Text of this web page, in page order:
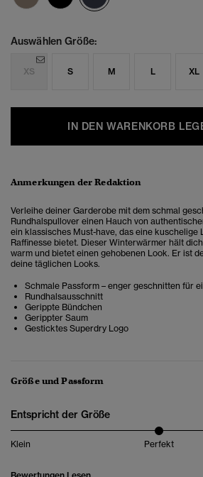
Auswählen Größe:
XS S M L XL
IN DEN WARENKORB
Anmerkungen der Redaktion
Verleihe deiner Garderobe mit dem schmal
Rundhalspullover einen Hauch von
ein klassisches Must-have, das eine kuschelige
Raffinesse bietet. Dieser Winterwärmer hält
warm und bietet einen gehobenen Look. Er ist
deine täglichen Looks.
Schmale Passform – enger geschnitten für
Rundhalsausschnitt
Gerippte Bündchen
Gerippter Saum
Gesticktes Superdry Logo
Größe und Passform
Entspricht der Größe
Klein Perfekt